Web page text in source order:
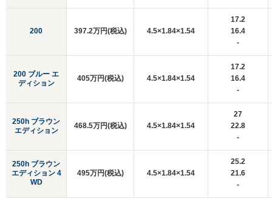
200
200 ブルー エ
ディション
250h ブラウン
エディション
250h ブラウン
エディション 4
WD
397.2万円(税込) 4.5×1.84×1.54
17.2
16.4
-
405万円(税込) 4.5×1.84×1.54
17.2
16.4
-
468.5万円(税込) 4.5×1.84×1.54
27
22.8
-
495万円(税込) 4.5×1.84×1.54
25.2
21.6
-